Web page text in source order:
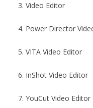
3. Video Editor
4. Power Director
5. VITA Video Editor
6. InShot Video Editor
7. YouCut Video Editor